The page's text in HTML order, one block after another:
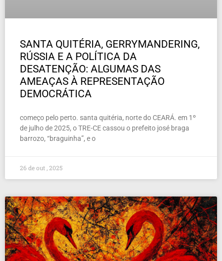
SANTA QUITÉRIA, GERRYMANDERING,
RÚSSIA E A POLÍTICA DA
DESATENÇÃO: ALGUMAS DAS
AMEAÇAS À REPRESENTAÇÃO
DEMOCRÁTICA
começo pelo perto. santa quitéria, norte do CEARÁ. em 1º
de julho de 2025, o TRE-CE cassou o prefeito josé braga
barrozo, “braguinha”, e o
26 de out , 2025